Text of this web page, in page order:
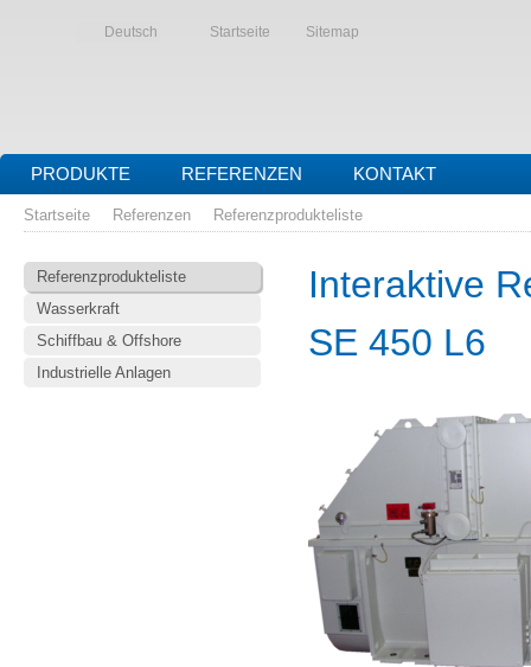
Deutsch Startseite Sitemap
PRODUKTE REFERENZEN KONTAKT
Startseite Referenzen Referenzprodukteliste
Referenzprodukteliste
Wasserkraft
Schiffbau & Offshore
Industrielle Anlagen
Interaktive
SE 450 L6